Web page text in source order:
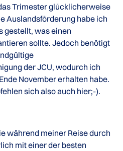
Trimester glücklicherweise
Auslandsförderung habe ich
gestellt, was einen
sollte. Jedoch benötigt
der JCU, wodurch ich
November erhalten habe.
sich also auch hier;-).
während meiner Reise durch
mit einer der besten